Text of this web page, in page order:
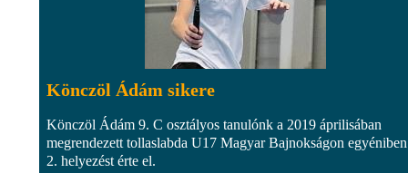
Könczöl Ádám sikere
Könczöl Ádám 9. C osztályos tanulónk a 2019 áprilisában
megrendezett tollaslabda U17 Magyar Bajnokságon
2. helyezést érte el.